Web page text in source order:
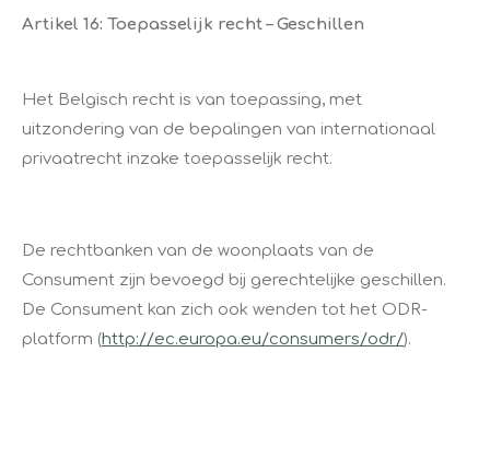
Artikel 16: Toepasselijk recht – Geschillen
Het Belgisch recht is van toepassing, met
uitzondering van de bepalingen van internationaal
privaatrecht inzake toepasselijk recht.
De rechtbanken van de woonplaats van de
Consument zijn bevoegd bij gerechtelijke geschillen.
De Consument kan zich ook wenden tot het ODR-
platform (http://ec.europa.eu/consumers/odr/).